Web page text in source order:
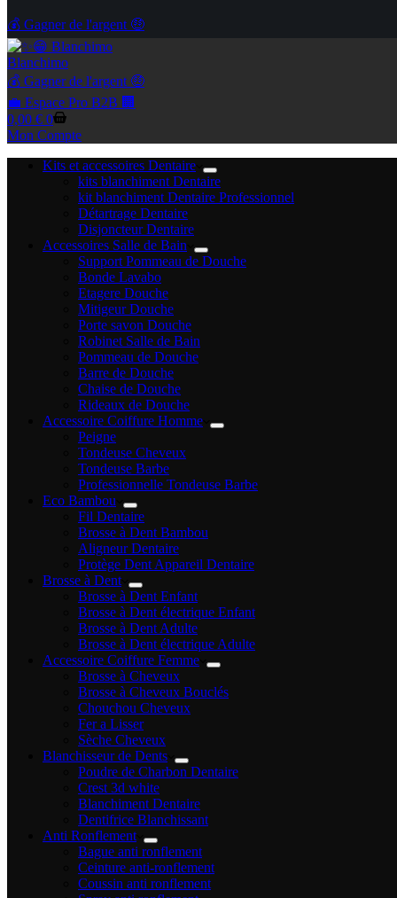
💰 Gagner de l'argent 🤑
Blanchimo
💰 Gagner de l'argent 🤑
💼 Espace Pro B2B 🏢
Panier
d’achat
0,00 € 0
Mon Compte
Kits et accessoires Dentaire
kits blanchiment Dentaire
kit blanchiment Dentaire Professionnel
Détartrage Dentaire
Disjoncteur Dentaire
Accessoires Salle de Bain
Support Pommeau de Douche
Bonde Lavabo
Etagere Douche
Mitigeur Douche
Porte savon Douche
Robinet Salle de Bain
Pommeau de Douche
Barre de Douche
Chaise de Douche
Rideaux de Douche
Accessoire Coiffure Homme
Peigne
Tondeuse Cheveux
Tondeuse Barbe
Professionnelle Tondeuse Barbe
Eco Bambou
Fil Dentaire
Brosse à Dent Bambou
Aligneur Dentaire
Protège Dent Appareil Dentaire
Brosse à Dent
Brosse à Dent Enfant
Brosse à Dent électrique Enfant
Brosse à Dent Adulte
Brosse à Dent électrique Adulte
Accessoire Coiffure Femme
Brosse à Cheveux
Brosse à Cheveux Bouclés
Chouchou Cheveux
Fer a Lisser
Sèche Cheveux
Blanchisseur de Dents
Poudre de Charbon Dentaire
Crest 3d white
Blanchiment Dentaire
Dentifrice Blanchissant
Anti Ronflement
Bague anti ronflement
Ceinture anti-ronflement
Coussin anti ronflement